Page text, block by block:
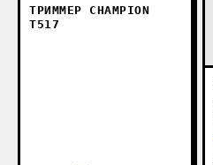
ТРИММЕР CHAMPION
T517